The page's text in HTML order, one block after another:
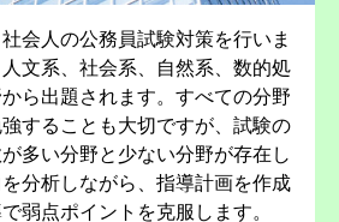
会人の公務員試験対策を行いま
文系、社会系、自然系、数的処
ら出題されます。すべての分野
することも大切ですが、試験の
多い分野と少ない分野が存在し
分析しながら、指導計画を作成
弱点ポイントを克服します。